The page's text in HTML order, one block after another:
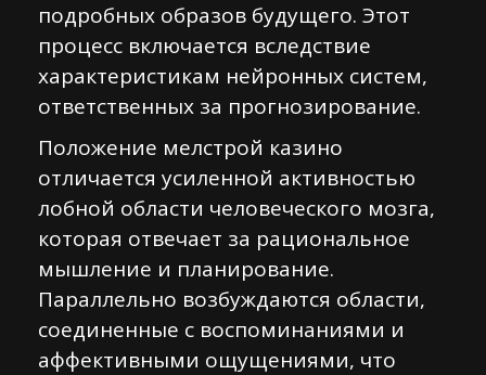
подробных образов будущего. Этот
процесс включается вследствие
характеристикам нейронных систем,
ответственных за прогнозирование.
Положение мелстрой казино
отличается усиленной активностью
лобной области человеческого мозга,
которая отвечает за рациональное
мышление и планирование.
Параллельно возбуждаются области,
соединенные с воспоминаниями и
аффективными ощущениями, что